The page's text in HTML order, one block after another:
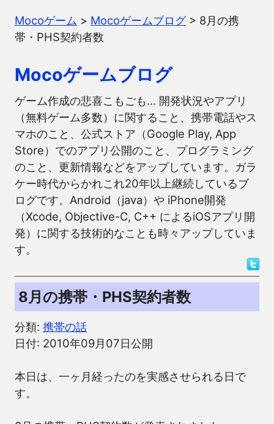
Mocoゲーム > Mocoゲームブログ> 8月の携
帯・PHS契約者数
Mocoゲームブログ
ゲーム作成の悲喜こもごも… 開発状況やアプリ
（無料ゲーム多数）に関すること、携帯電話やス
マホのこと、公式ストア（Google Play, App
Store）でのアプリ公開のこと、プログラミング
のこと、更新情報などをアップしています。ガラ
ケー時代からかれこれ20年以上継続しているブ
ログです。Android（java）や iPhone開発
（Xcode, Objective-C, C++ によるiOSアプリ開
発）に関する技術的なことも時々アップしていま
す。
8月の携帯・PHS契約者数
分類: 携帯の話
日付: 2010年09月07日公開
本日は、一ヶ月経ったのを実感させられる日で
す。